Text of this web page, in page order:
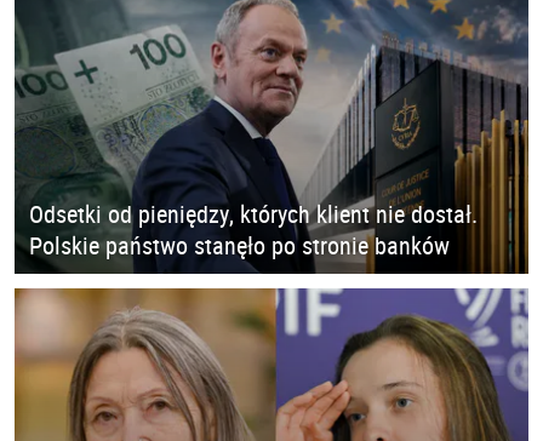
Odsetki od pieniędzy, których klient nie dostał.
Polskie państwo stanęło po stronie banków